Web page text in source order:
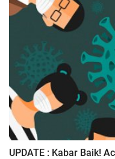
UPDATE : Kabar Baik!